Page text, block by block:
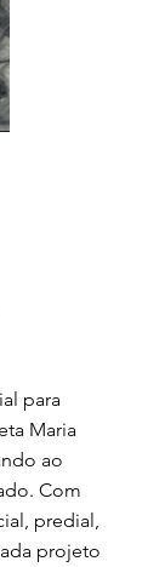
para
Maria
ao
Com
predial,
projeto